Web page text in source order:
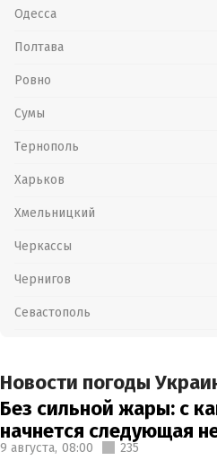
Одесса
Полтава
Ровно
Сумы
Тернополь
Харьков
Хмельницкий
Черкассы
Чернигов
Севастополь
Новости погоды
Без сильной жары: с
начнется следующая
9 августа, 08:00 235